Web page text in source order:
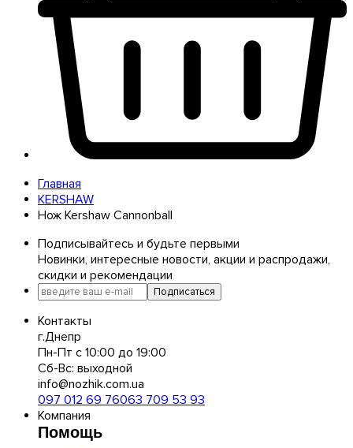
Главная
KERSHAW
Нож Kershaw Cannonball
Подписывайтесь и будьте первыми
Новинки, интересные новости, акции и распродажи,
скидки и рекомендации
Подписаться
Контакты
г.Днепр
Пн-Пт с 10:00 до 19:00
Сб-Вс: выходной
info@nozhik.com.ua
097 012 69 76063 709 53 93
Компания
Помощь